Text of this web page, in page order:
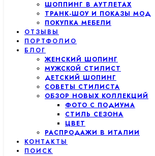
ШОППИНГ В АУТЛЕТАХ
ТРАНК-ШОУ И ПОКАЗЫ МОД
ПОКУПКА МЕБЕЛИ
ОТЗЫВЫ
ПОРТФОЛИО
БЛОГ
ЖЕНСКИЙ ШОПИНГ
МУЖСКОЙ СТИЛИСТ
ДЕТСКИЙ ШОПИНГ
СОВЕТЫ СТИЛИСТА
ОБЗОР НОВЫХ КОЛЛЕКЦИЙ
ФОТО С ПОДИУМА
СТИЛЬ СЕЗОНА
ЦВЕТ
РАСПРОДАЖИ В ИТАЛИИ
КОНТАКТЫ
ПОИСК